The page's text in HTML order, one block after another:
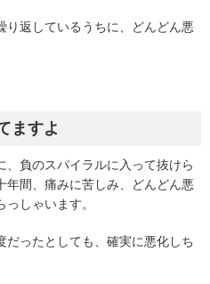
り返しているうちに、どんどん悪
ますよ
、負のスパイラルに入って抜けら
年間、痛みに苦しみ、どんどん悪
しゃいます。
だったとしても、確実に悪化しち